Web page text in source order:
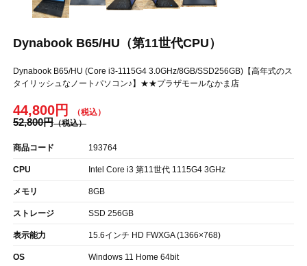
Dynabook B65/HU（第11世代CPU）
Dynabook B65/HU (Core i3-1115G4 3.0GHz/8GB/SSD256GB)【高年式のス
タイリッシュなノートパソコン♪】★★プラザモールなかま店
44,800円
52,800円
商品コード 193764
CPU Intel Core i3 第11世代 1115G4 3GHz
メモリ 8GB
ストレージ SSD 256GB
表示能力 15.6インチ HD FWXGA (1366×768)
OS Windows 11 Home 64bit